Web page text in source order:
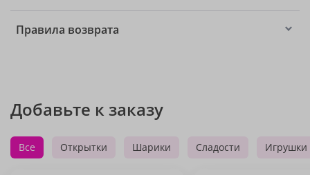
Правила возврата
Добавьте к заказу
Все Открытки Шарики Сладости Игрушки